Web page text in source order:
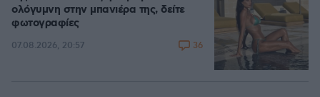
ολόγυμνη στην μπανιέρα της, δείτε
φωτογραφίες
07.08.2026, 20:57 36